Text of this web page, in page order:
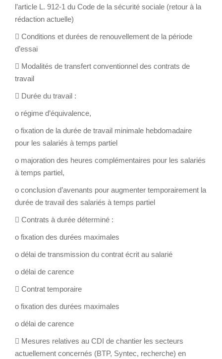
l’article L. 912-1 du Code de la sécurité sociale (retour à la
rédaction actuelle)
 Conditions et durées de renouvellement de la période
d’essai
 Modalités de transfert conventionnel des contrats de
travail
 Durée du travail :
o régime d’équivalence,
o fixation de la durée de travail minimale hebdomadaire
pour les salariés à temps partiel
o majoration des heures complémentaires pour les salariés
à temps partiel,
o conclusion d’avenants pour augmenter temporairement la
durée de travail des salariés à temps partiel
 Contrats à durée déterminé :
o fixation des durées maximales
o délai de transmission du contrat écrit au salarié
o délai de carence
 Contrat temporaire
o fixation des durées maximales
o délai de carence
 Mesures relatives au CDI de chantier les secteurs
actuellement concernés (BTP, Syntec, recherche) en